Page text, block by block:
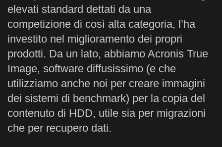
elevati standard dettati da una
competizione di così alta categoria, l’ha
investito nel miglioramento dei propri
prodotti. Da un lato, abbiamo Acronis True
Image, software diffusissimo (e che
utilizziamo anche noi per creare immagini
dei sistemi di benchmark) per la copia del
contenuto di HDD, utile sia per migrazioni
che per recupero dati.